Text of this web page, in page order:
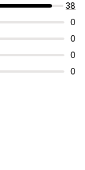
38
0
0
0
0